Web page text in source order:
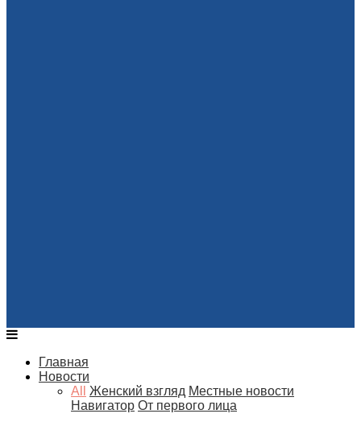
Главная
Новости
All
Женский взгляд Местные новости
Навигатор От первого лица